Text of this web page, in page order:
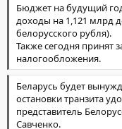
Бюджет на будущий
доходы на 1,121 млрд
белорусского рубля).
Также сегодня принят
налогообложения.
Беларусь будет
остановки транзита
представитель
Савченко.